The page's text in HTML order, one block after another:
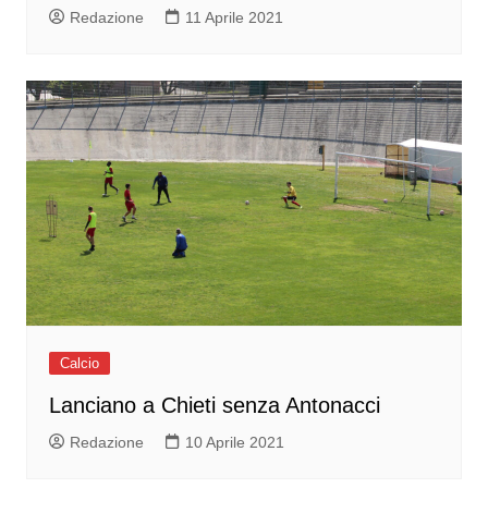
Redazione 11 Aprile 2021
Calcio
Lanciano a Chieti senza Antonacci
Redazione 10 Aprile 2021